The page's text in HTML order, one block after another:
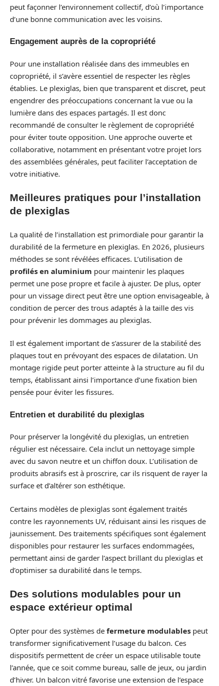
peut façonner l’environnement collectif, d’où l’importance
d’une bonne communication avec les voisins.
Engagement auprès de la copropriété
Pour une installation réalisée dans des immeubles en
copropriété, il s’avère essentiel de respecter les règles
établies. Le plexiglas, bien que transparent et discret, peut
engendrer des préoccupations concernant la vue ou la
lumière dans des espaces partagés. Il est donc
recommandé de consulter le règlement de copropriété
pour éviter toute opposition. Une approche ouverte et
collaborative, notamment en présentant votre projet lors
des assemblées générales, peut faciliter l’acceptation de
votre initiative.
Meilleures pratiques pour l’installation
de plexiglas
La qualité de l’installation est primordiale pour garantir la
durabilité de la fermeture en plexiglas. En 2026, plusieurs
méthodes se sont révélées efficaces. L’utilisation de
profilés en aluminium pour maintenir les plaques
permet une pose propre et facile à ajuster. De plus, opter
pour un vissage direct peut être une option envisageable, à
condition de percer des trous adaptés à la taille des vis
pour prévenir les dommages au plexiglas.
Il est également important de s’assurer de la stabilité des
plaques tout en prévoyant des espaces de dilatation. Un
montage rigide peut porter atteinte à la structure au fil du
temps, établissant ainsi l’importance d’une fixation bien
pensée pour éviter les fissures.
Entretien et durabilité du plexiglas
Pour préserver la longévité du plexiglas, un entretien
régulier est nécessaire. Cela inclut un nettoyage simple
avec du savon neutre et un chiffon doux. L’utilisation de
produits abrasifs est à proscrire, car ils risquent de rayer la
surface et d’altérer son esthétique.
Certains modèles de plexiglas sont également traités
contre les rayonnements UV, réduisant ainsi les risques de
jaunissement. Des traitements spécifiques sont également
disponibles pour restaurer les surfaces endommagées,
permettant ainsi de garder l’aspect brillant du plexiglas et
d’optimiser sa durabilité dans le temps.
Des solutions modulables pour un
espace extérieur optimal
Opter pour des systèmes de fermeture modulables peut
transformer significativement l’usage du balcon. Ces
dispositifs permettent de créer un espace utilisable toute
l’année, que ce soit comme bureau, salle de jeux, ou jardin
d’hiver. Un balcon vitré favorise une extension de l’espace